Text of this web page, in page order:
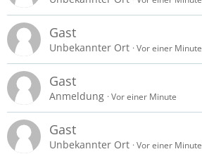
Gast
Unbekannter Ort Vor einer Minute
Gast
Anmeldung Vor einer Minute
Gast
Unbekannter Ort Vor einer Minute